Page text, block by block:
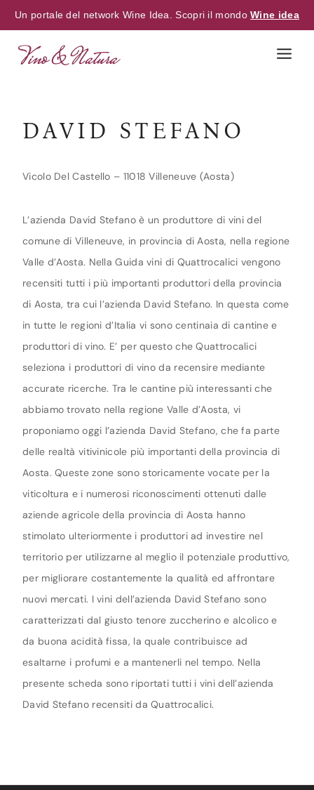
Un portale del network Wine Idea. Scopri il mondoWine idea
DAVID STEFANO
Vicolo Del Castello – 11018 Villeneuve (Aosta)
L’azienda David Stefano è un produttore di vini del
comune di Villeneuve, in provincia di Aosta, nella regione
Valle d’Aosta. Nella Guida vini di Quattrocalici vengono
recensiti tutti i più importanti produttori della provincia
di Aosta, tra cui l’azienda David Stefano. In questa come
in tutte le regioni d’Italia vi sono centinaia di cantine e
produttori di vino. E’ per questo che Quattrocalici
seleziona i produttori di vino da recensire mediante
accurate ricerche. Tra le cantine più interessanti che
abbiamo trovato nella regione Valle d’Aosta, vi
proponiamo oggi l’azienda David Stefano, che fa parte
delle realtà vitivinicole più importanti della provincia di
Aosta. Queste zone sono storicamente vocate per la
viticoltura e i numerosi riconoscimenti ottenuti dalle
aziende agricole della provincia di Aosta hanno
stimolato ulteriormente i produttori ad investire nel
territorio per utilizzarne al meglio il potenziale produttivo,
per migliorare costantemente la qualità ed affrontare
nuovi mercati. I vini dell’azienda David Stefano sono
caratterizzati dal giusto tenore zuccherino e alcolico e
da buona acidità fissa, la quale contribuisce ad
esaltarne i profumi e a mantenerli nel tempo. Nella
presente scheda sono riportati tutti i vini dell’azienda
David Stefano recensiti da Quattrocalici.